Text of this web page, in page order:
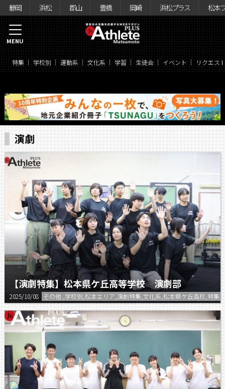
静岡 浜松 郡山 豊橋 岡崎 浜松プラス 松本
特集 学校別 運動系 文化系 学習 生徒会 イベント リクエス
MENU
演劇
【演劇特集】松本県ケ丘高等学校 演劇部
2025/10/08 その他 ,学校別,松本エリア,演劇特集,文化系,松本県ケ丘高校,特集